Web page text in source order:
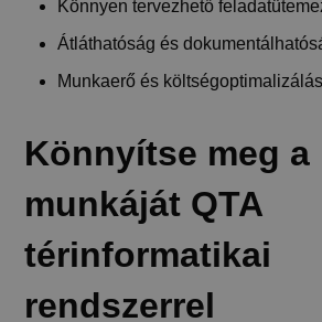
Könnyen tervezhető
Átláthatóság és
Munkaerő és
Könnyítse meg a
munkáját QTA
térinformatikai
rendszerrel